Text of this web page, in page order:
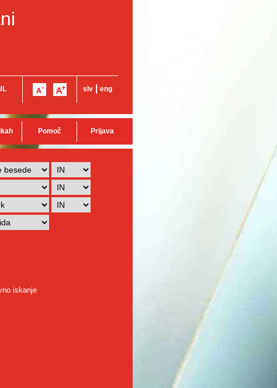
slv eng
Pomoč Prijava
iskanje